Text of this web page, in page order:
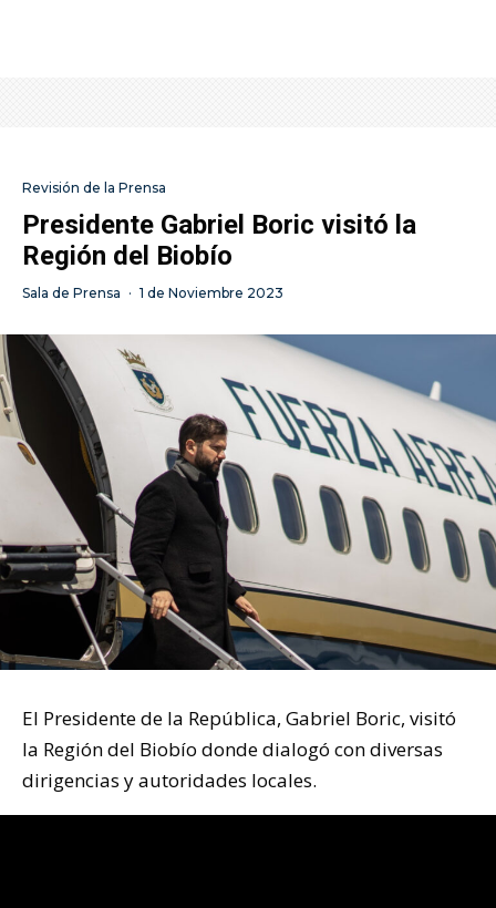
Revisión de la Prensa
Presidente Gabriel Boric visitó la
Región del Biobío
Sala de Prensa · 1 de Noviembre 2023
El Presidente de la República, Gabriel Boric, visitó
la Región del Biobío donde dialogó con diversas
dirigencias y autoridades locales.